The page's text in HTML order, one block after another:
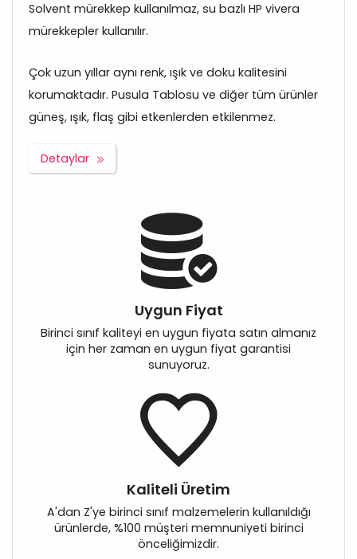
Solvent mürekkep kullanılmaz, su bazlı HP vivera
mürekkepler kullanılır.
Çok uzun yıllar aynı renk, ışık ve doku kalitesini
korumaktadır. Pusula Tablosu ve diğer tüm ürünler
güneş, ışık, flaş gibi etkenlerden etkilenmez.
Detaylar
Uygun Fiyat
Birinci sınıf kaliteyi en uygun fiyata satın almanız
için her zaman en uygun fiyat garantisi
sunuyoruz.
Kaliteli Üretim
A'dan Z'ye birinci sınıf malzemelerin kullanıldığı
ürünlerde, %100 müşteri memnuniyeti birinci
önceliğimizdir.